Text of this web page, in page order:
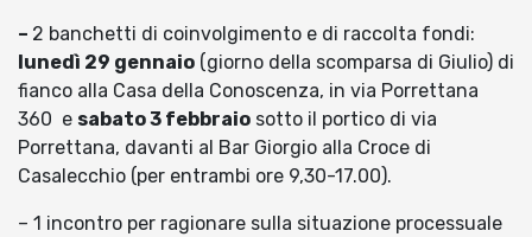
– 2 banchetti di coinvolgimento e di raccolta fondi:
lunedì 29 gennaio (giorno della scomparsa di Giulio) di
fianco alla Casa della Conoscenza, in via Porrettana
360 e sabato 3 febbraio sotto il portico di via
Porrettana, davanti al Bar Giorgio alla Croce di
Casalecchio (per entrambi ore 9,30-17.00).
– 1 incontro per ragionare sulla situazione processuale